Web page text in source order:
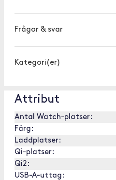
Frågor & svar
Kategori(er)
Attribut
Antal Watch-platser:
Färg:
Laddplatser:
Qi-platser:
Qi2:
USB-A-uttag: